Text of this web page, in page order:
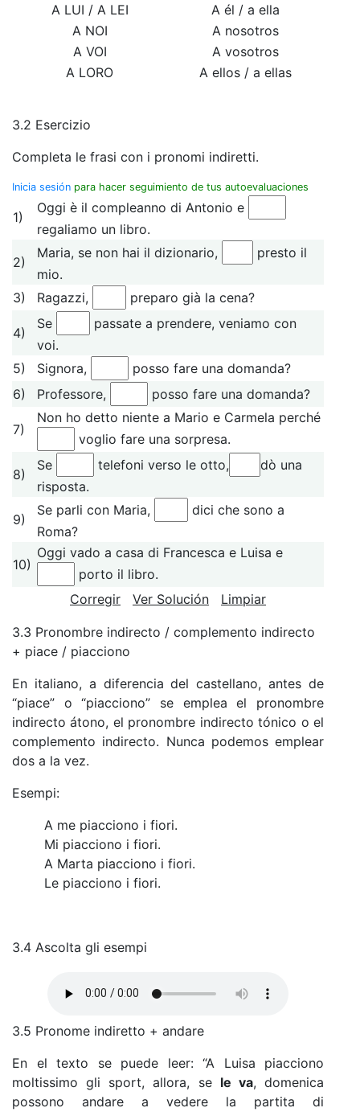
A LUI / A LEI
A él / a ella
A NOI
A nosotros
A VOI
A vosotros
A LORO
A ellos / a ellas
3.2 Esercizio
Completa le frasi con i pronomi indiretti.
Inicia sesión para hacer seguimiento de tus autoevaluaciones
1)
Oggi è il compleanno di Antonio e
regaliamo un libro.
2)
Maria, se non hai il dizionario,
presto il
mio.
3)
Ragazzi, preparo già la cena?
4)
Se
passate a prendere, veniamo con
voi.
5)
Signora,
posso fare una domanda?
6)
Professore, posso fare una domanda?
7)
Non ho detto niente a Mario e Carmela perché
voglio fare una sorpresa.
8)
Se telefoni verso le otto,
dò una
risposta.
9)
Se parli con Maria,
dici che sono a
Roma?
10)
Oggi vado a casa di Francesca e Luisa e
porto il libro.
Corregir
Ver Solución Limpiar
3.3 Pronombre indirecto / complemento indirecto
+ piace / piacciono
En italiano, a diferencia del castellano, antes de
“piace” o “piacciono” se emplea el pronombre
indirecto átono, el pronombre indirecto tónico o el
complemento indirecto. Nunca podemos emplear
dos a la vez.
Esempi:
A me piacciono i fiori.
Mi piacciono i fiori.
A Marta piacciono i fiori.
Le piacciono i fiori.
3.4 Ascolta gli esempi
3.5 Pronome indiretto + andare
En el texto se puede leer: “A Luisa piacciono
moltissimo gli sport, allora, se le va, domenica
possono andare a vedere la partita di